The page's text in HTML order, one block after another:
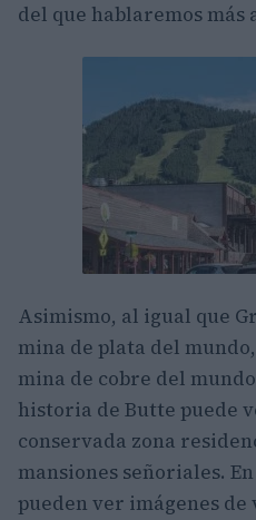
del que hablaremos más
Asimismo, al igual que
mina de plata del
mina de cobre del
historia de Butte puede
conservada zona
mansiones señoriales.
pueden ver imágenes